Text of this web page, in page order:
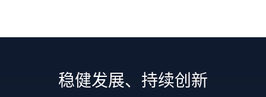
稳健发展、持续创新